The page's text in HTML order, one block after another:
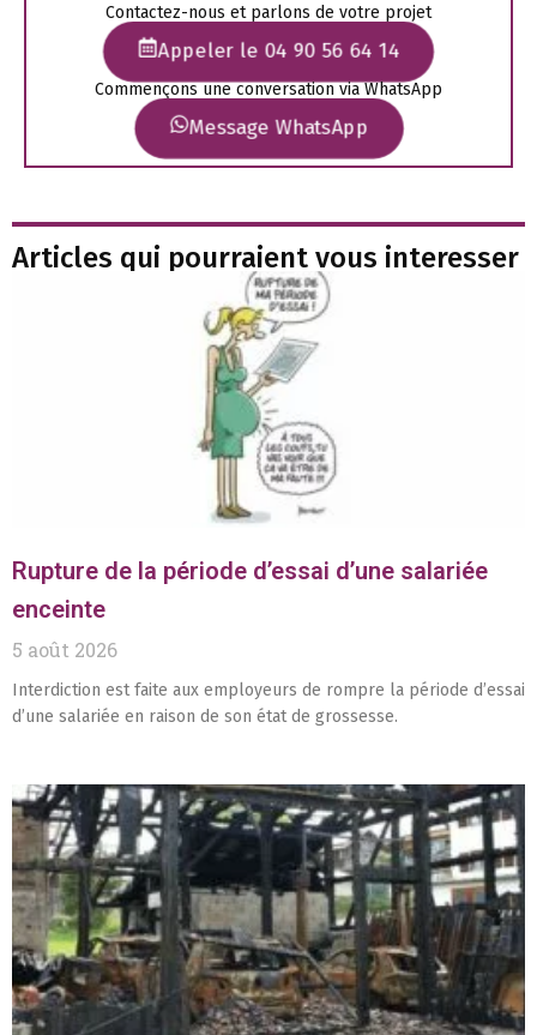
Contactez-nous et parlons de votre projet
Appeler le 04 90 56 64 14
Commençons une conversation via WhatsApp
Message WhatsApp
Articles qui pourraient vous interesser
Rupture de la période d’essai d’une salariée
enceinte
5 août 2026
Interdiction est faite aux employeurs de rompre la période d’essai
d’une salariée en raison de son état de grossesse.